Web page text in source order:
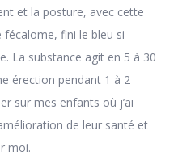
et la posture, avec cette
fécalome, fini le bleu si
La substance agit en 5 à 30
érection pendant 1 à 2
sur mes enfants où j’ai
de leur santé et
moi.